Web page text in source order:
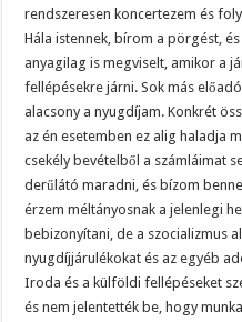
rendszeresen koncertezem és
Hála istennek, bírom a pörgést,
anyagilag is megviselt, amikor a
fellépésekre járni. Sok más
alacsony a nyugdíjam. Konkrét
az én esetemben ez alig haladja
csekély bevételből a számláimat
derűlátó maradni, és bízom
érzem méltányosnak a jelenlegi
bebizonyítani, de a szocializmus
nyugdíjjárulékokat és az egyéb
Iroda és a külföldi fellépéseket
és nem jelentették be, hogy